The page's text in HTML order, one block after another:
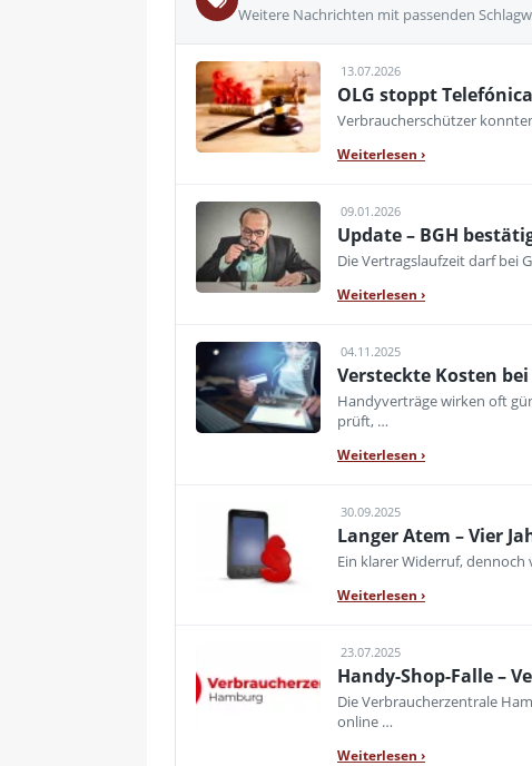
Weitere Nachrichten mit passenden
13.07.2026
OLG stoppt
Verbraucherschützer
Weiterlesen ›
09.01.2026
Update – BGH
Die Vertragslaufzeit darf bei
Weiterlesen ›
04.11.2025
Versteckte Kosten
Handyverträge wirken oft
prüft, …
Weiterlesen ›
30.09.2025
Langer Atem – Vier
Ein klarer Widerruf,
Weiterlesen ›
23.07.2025
Handy-Shop-Falle –
Die Verbraucherzentrale
online …
Weiterlesen ›